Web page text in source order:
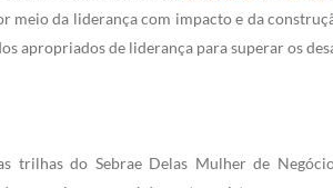
meio da liderança com impacto e da
apropriados de liderança para superar os
trilhas do Sebrae Delas Mulher de